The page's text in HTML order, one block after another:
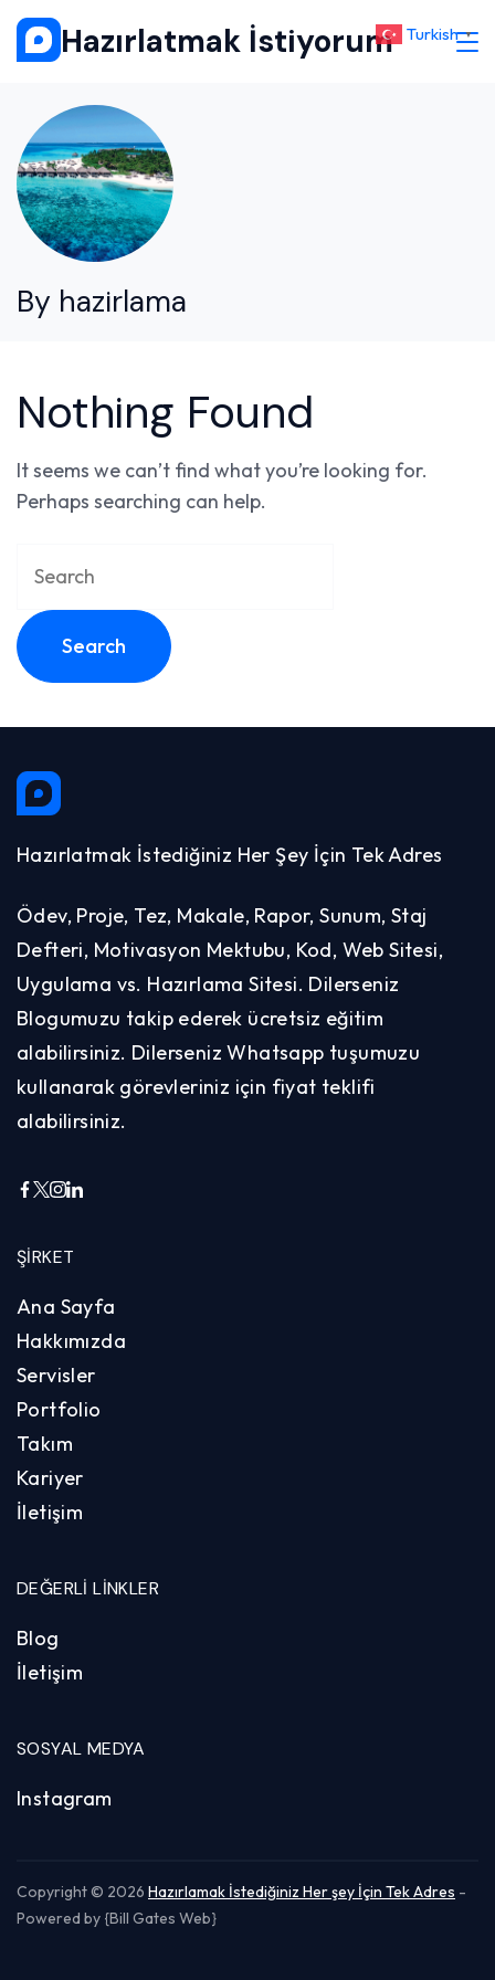
Skip
Hazırlatmak İstiyorum
By hazirlama
Nothing Found
It seems we can’t find what you’re looking for.
Perhaps searching can help.
for:
Hazırlatmak İstediğiniz Her Şey İçin Tek Adres
Ödev, Proje, Tez, Makale, Rapor, Sunum, Staj
Defteri, Motivasyon Mektubu, Kod, Web Sitesi,
Uygulama vs. Hazırlama Sitesi. Dilerseniz
Blogumuzu takip ederek ücretsiz eğitim
alabilirsiniz. Dilerseniz Whatsapp tuşumuzu
kullanarak görevleriniz için fiyat teklifi
alabilirsiniz.
ŞIRKET
Ana Sayfa
Hakkımızda
Servisler
Portfolio
Takım
Kariyer
İletişim
DEĞERLI LINKLER
Blog
İletişim
SOSYAL MEDYA
Instagram
Copyright © 2026 Hazırlamak İstediğiniz Her şey İçin Tek Adres -
Powered by {Bill Gates Web}
Turkish ▼